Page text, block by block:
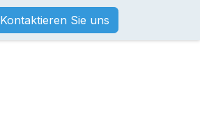
Kontaktieren Sie uns